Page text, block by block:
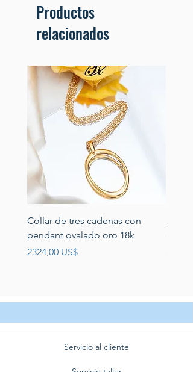
Productos
relacionados
Collar de tres cadenas con
pendant ovalado oro 18k
Precio
2324,00 US$
Servicio al cliente